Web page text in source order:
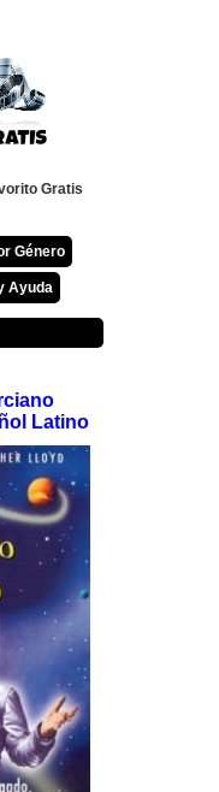
Gratis
Género
Ayuda
Latino